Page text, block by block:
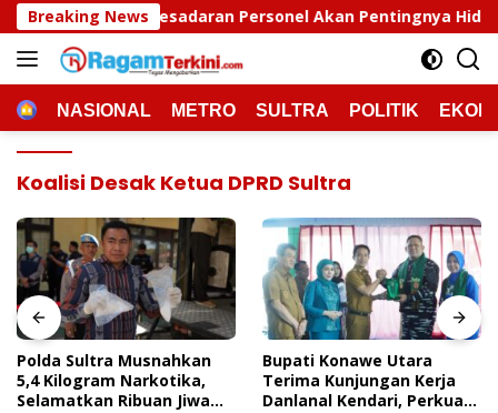
Langsung
ke
konten
Breaking News
Personel Akan Pentingnya Hidup Sehat Polda
HOMENASIONAL METRO SULTRA POLITIK
Koalisi Desak Ketua DPRD Sultra
Polda Sultra Musnahkan
5,4 Kilogram Narkotika,
Selamatkan Ribuan Jiwa
Bupati Konawe Utara
Terima Kunjungan Kerja
Danlanal Kendari, Perkuat